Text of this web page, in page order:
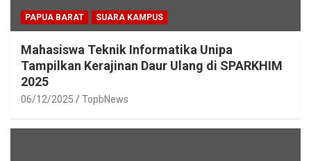
PAPUA BARAT SUARA KAMPUS
Mahasiswa Teknik Informatika Unipa
Tampilkan Kerajinan Daur Ulang di SPARKHIM
2025
06/12/2025 TopbNews